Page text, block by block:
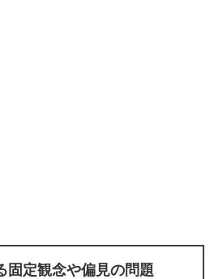
固定観念や偏見の問題